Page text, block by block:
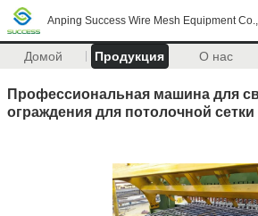
Anping Success Wire Mesh Equipment
Домой Продукция О нас
Профессиональная машина для
ограждения для потолочной сетки